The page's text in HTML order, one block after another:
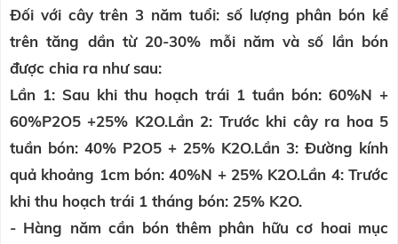
Đối với cây trên 3 năm tuổi: số lượng phân bón kể
trên tăng dần từ 20-30% mỗi năm và số lần bón
được chia ra như sau:
Lần 1: Sau khi thu hoạch trái 1 tuần bón: 60%N +
60%P2O5 +25% K2O.Lần 2: Trước khi cây ra hoa 5
tuần bón: 40% P2O5 + 25% K2O.Lần 3: Đường kính
quả khoảng 1cm bón: 40%N + 25% K2O.Lần 4: Trước
khi thu hoạch trái 1 tháng bón: 25% K2O.
- Hàng năm cần bón thêm phân hữu cơ hoai mục